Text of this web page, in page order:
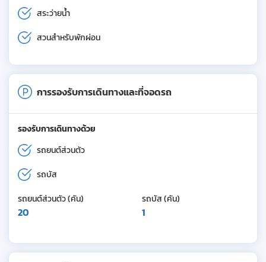
สระว่ายน้ำ
สวนสำหรับพักผ่อน
การรองรับการเดินทางและที่จอดรถ
รองรับการเดินทางด้วย
รถยนต์ส่วนตัว
รถบัส
รถยนต์ส่วนตัว (คัน)
20
รถบัส (คัน)
1